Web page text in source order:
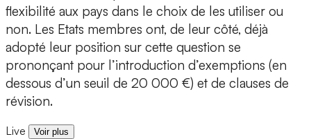
flexibilité aux pays dans le choix de les utiliser ou
non. Les Etats membres ont, de leur côté, déjà
adopté leur position sur cette question se
prononçant pour l’introduction d’exemptions (en
dessous d’un seuil de 20 000 €) et de clauses de
révision.
Live Voir plus